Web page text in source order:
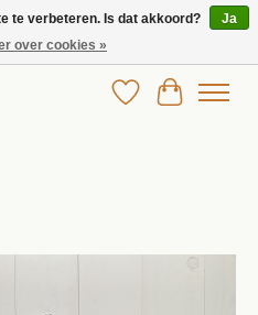
kinderkleding!
Verlanglijst
te verbeteren. Is dat akkoord?
Ja
over cookies »